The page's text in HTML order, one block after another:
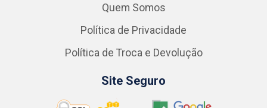
Quem Somos
Política de Privacidade
Política de Troca e Devolução
Site Seguro